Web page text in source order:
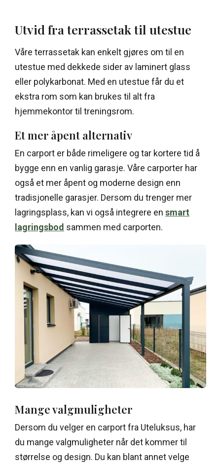
Utvid fra terrassetak til utestue
Våre terrassetak kan enkelt gjøres om til en
utestue med dekkede sider av laminert glass
eller polykarbonat. Med en utestue får du et
ekstra rom som kan brukes til alt fra
hjemmekontor til treningsrom.
Et mer åpent alternativ
En carport er både rimeligere og tar kortere tid å
bygge enn en vanlig garasje. Våre carporter har
også et mer åpent og moderne design enn
tradisjonelle garasjer. Dersom du trenger mer
lagringsplass, kan vi også integrere en smart
lagringsbod sammen med carporten.
Mange valgmuligheter
Dersom du velger en carport fra Uteluksus, har
du mange valgmuligheter når det kommer til
størrelse og design. Du kan blant annet velge